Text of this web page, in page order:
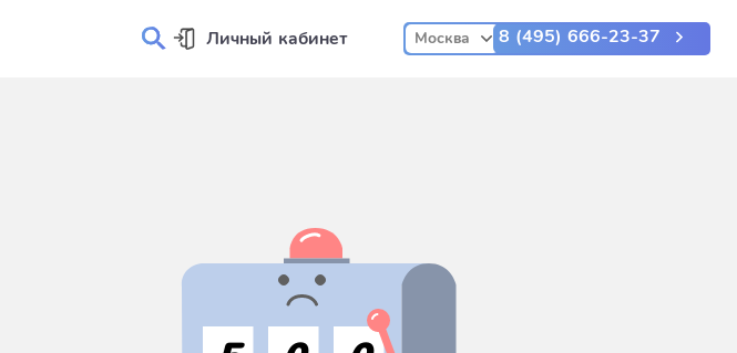
Личный кабинет Москва 8 (495) 666-23-37